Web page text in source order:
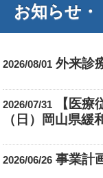
お知らせ
2026/08/01 外来診
2026/07/31
【医
（日）岡山県
2026/06/26 事業計